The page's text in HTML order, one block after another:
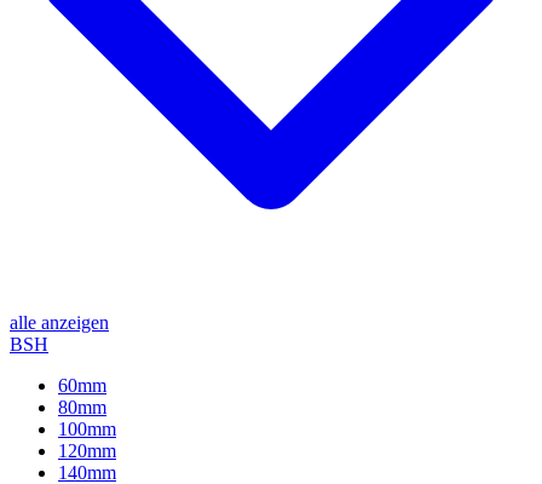
alle anzeigen
BSH
60mm
80mm
100mm
120mm
140mm